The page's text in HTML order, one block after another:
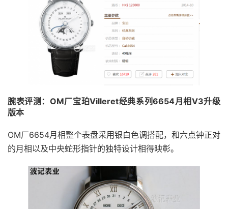
腕表评测：OM厂宝珀Villeret经典系列6654月相V3升级
版本
OM厂6654月相整个表盘采用银白色调搭配，和六点钟正对
的月相以及中央蛇形指针的独特设计相得映彰。